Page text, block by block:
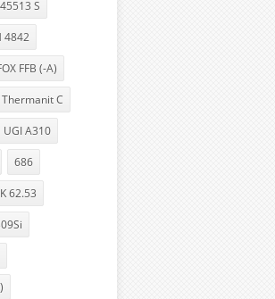
45513 S
4842
FFB (-A)
Thermanit C
UGI A310
686
62.53